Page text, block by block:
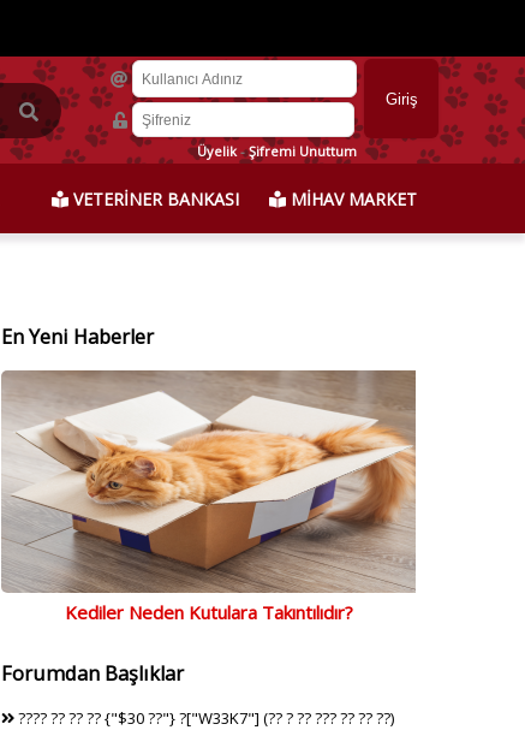
Üyelik-Şifremi Unuttum
VETERİNER BANKASI MİHAV MARKET
En Yeni Haberler
Kediler Neden Kutulara Takıntılıdır?
Forumdan Başlıklar
???? ?? ?? ?? {"$30 ??"} ?["W33K7"] (?? ? ?? ??? ?? ?? ??)